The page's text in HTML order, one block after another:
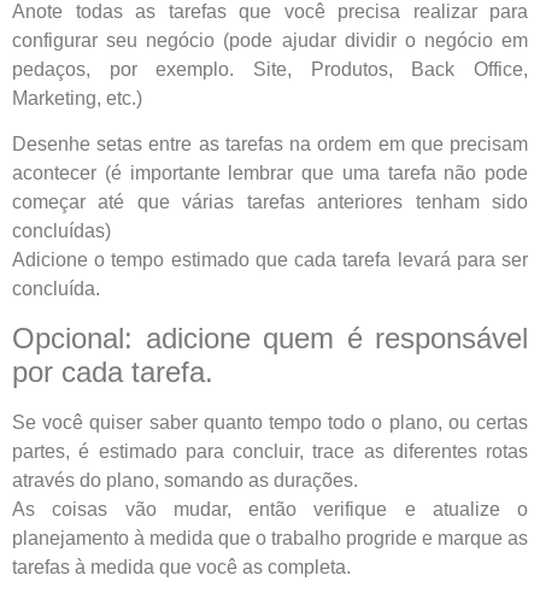
Anote todas as tarefas que você precisa realizar para
configurar seu negócio (pode ajudar dividir o negócio em
pedaços, por exemplo. Site, Produtos, Back Office,
Marketing, etc.)
Desenhe setas entre as tarefas na ordem em que precisam
acontecer (é importante lembrar que uma tarefa não pode
começar até que várias tarefas anteriores tenham sido
concluídas)
Adicione o tempo estimado que cada tarefa levará para ser
concluída.
Opcional: adicione quem é responsável
por cada tarefa.
Se você quiser saber quanto tempo todo o plano, ou certas
partes, é estimado para concluir, trace as diferentes rotas
através do plano, somando as durações.
As coisas vão mudar, então verifique e atualize o
planejamento à medida que o trabalho progride e marque as
tarefas à medida que você as completa.